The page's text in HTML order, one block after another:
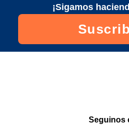
¡Sigamos
Seguinos